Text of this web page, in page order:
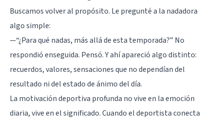
Buscamos volver al propósito. Le pregunté a la nadadora
algo simple:
—“¿Para qué nadas, más allá de esta temporada?” No
respondió enseguida. Pensó. Y ahí apareció algo distinto:
recuerdos, valores, sensaciones que no dependían del
resultado ni del estado de ánimo del día.
La motivación deportiva profunda no vive en la emoción
diaria, vive en el significado. Cuando el deportista conecta